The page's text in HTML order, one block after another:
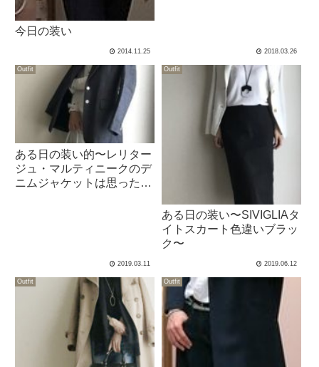
今日の装い
2014.11.25 2018.03.26
Outfit
ある日の装い的〜レリター
ジュ・マルティニークのデ
ニムジャケットは思ったほ
2019.03.11
Outfit
ある日の装い〜SIVIGLIAタ
イトスカート色違いブラッ
ク〜
2019.06.12
Outfit Outfit